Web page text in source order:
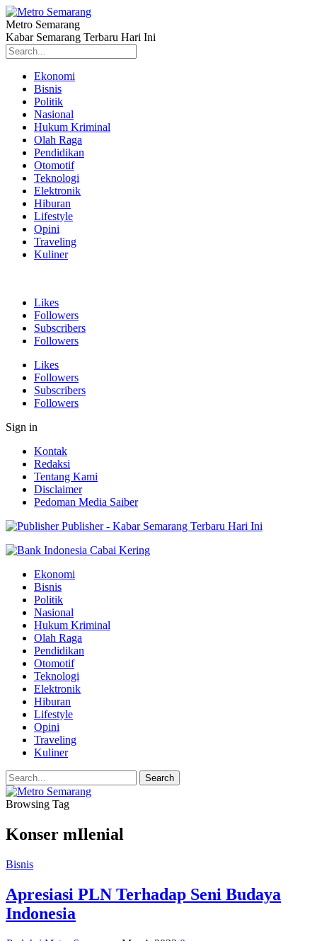
Metro Semarang
Kabar Semarang Terbaru Hari Ini
Ekonomi
Bisnis
Politik
Nasional
Hukum Kriminal
Olah Raga
Pendidikan
Otomotif
Teknologi
Elektronik
Hiburan
Lifestyle
Opini
Traveling
Kuliner
Likes
Followers
Subscribers
Followers
Likes
Followers
Subscribers
Followers
Sign in
Kontak
Redaksi
Tentang Kami
Disclaimer
Pedoman Media Saiber
Publisher - Kabar Semarang Terbaru Hari Ini
Ekonomi
Bisnis
Politik
Nasional
Hukum Kriminal
Olah Raga
Pendidikan
Otomotif
Teknologi
Elektronik
Hiburan
Lifestyle
Opini
Traveling
Kuliner
Browsing Tag
Konser mIlenial
Bisnis
Apresiasi PLN Terhadap Seni Budaya
Indonesia